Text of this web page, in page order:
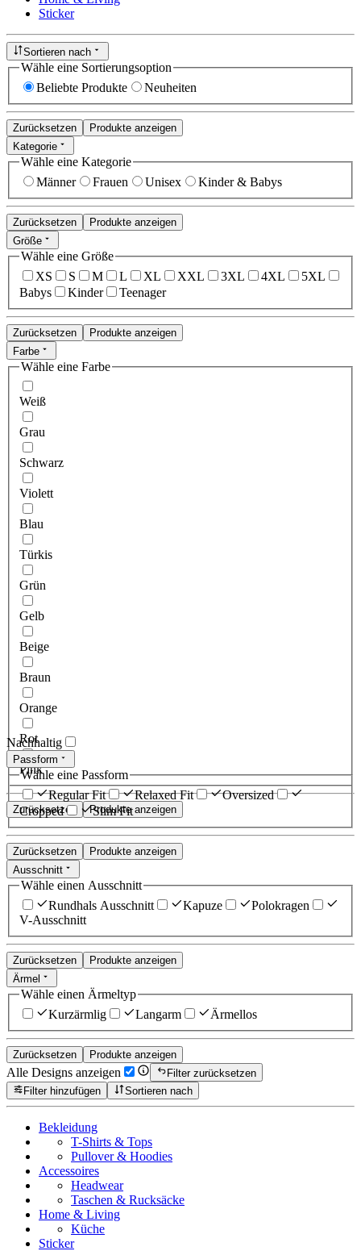
Sticker
Sortieren nach
Wähle eine Sortierungsoption
Beliebte Produkte
Neuheiten
Zurücksetzen
Produkte anzeigen
Kategorie
Wähle eine Kategorie
Männer
Frauen Unisex Kinder & Babys
Zurücksetzen
Produkte anzeigen
Größe
Wähle eine Größe
XS
S M L XL XXL 3XL 4XL
5XL
Babys
Kinder Teenager
Zurücksetzen
Produkte anzeigen
Farbe
Wähle eine Farbe
Weiß
Grau
Schwarz
Violett
Blau
Türkis
Grün
Gelb
Beige
Braun
Orange
Rot
Pink
Zurücksetzen Produkte anzeigen
Nachhaltig
Passform
Wähle eine Passform
Regular Fit
Relaxed Fit
Oversized
Cropped
Slim Fit
Zurücksetzen
Produkte anzeigen
Ausschnitt
Wähle einen Ausschnitt
Rundhals Ausschnitt
Kapuze
Polokragen
V-Ausschnitt
Zurücksetzen
Produkte anzeigen
Ärmel
Wähle einen Ärmeltyp
Kurzärmlig
Langarm Ärmellos
Zurücksetzen Produkte anzeigen
Alle Designs anzeigen
Filter zurücksetzen
Filter hinzufügen
Sortieren nach
Bekleidung
T-Shirts & Tops
Pullover & Hoodies
Accessoires
Headwear
Taschen & Rucksäcke
Home & Living
Küche
Sticker